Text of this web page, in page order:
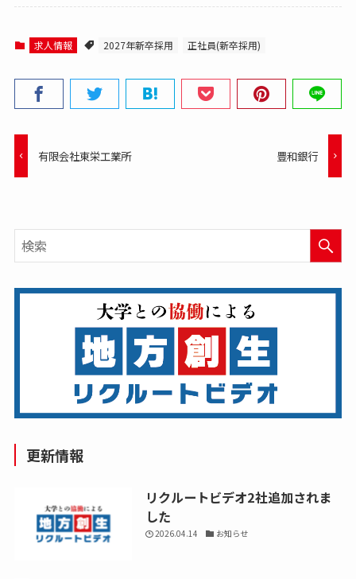
求人情報 2027年新卒採用 正社員(新卒採用)
有限会社東栄工業所 豊和銀行
更新情報
リクルートビデオ2社追加されま
した
2026.04.14 お知らせ